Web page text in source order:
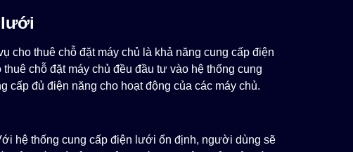
lưới
cho thuê chỗ đặt máy chủ là khả năng cung cấp điện
chỗ đặt máy chủ đều đầu tư vào hệ thống cung
đủ điện năng cho hoạt động của các máy chủ.
hệ thống cung cấp điện lưới ổn định, người dùng sẽ